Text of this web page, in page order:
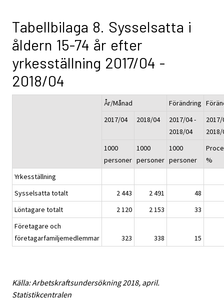
Tabellbilaga 8. Sysselsatta i
åldern 15-74 år efter
yrkesställning 2017/04 -
2018/04
År/Månad Förändring
2017/04
2018/04
2017/04 -
2018/04
2017/
2018/
1000
personer
1000
personer
1000
personer
%
Yrkesställning
Sysselsatta totalt
2 443 2 491
48
Löntagare totalt
2 120 2 153
33
Företagare och
företagarfamiljemedlemmar
323 338 15
Källa: Arbetskraftsundersökning 2018, april.
Statistikcentralen